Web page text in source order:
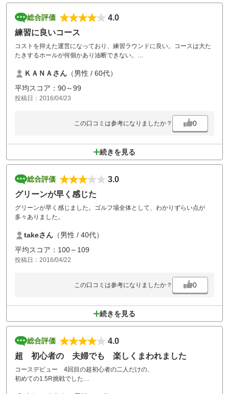
総合評価
4.0
練習に良いコース
コストを抑えた運営になっており、練習ラウンドに良い。コースは大た
たきするホールが何個かあり油断できない。
念。ロッジも見られ、宿泊ゴルフができるならば面白そう。
ＫＡＮＡさん （男性 / 60代）
平均スコア：90～99
投稿日：2016/04/23
この口コミは参考になりましたか？ 0
続きを見る
総合評価
3.0
グリーンが早く感じた
グリーンが早く感じました。ゴルフ場全体として、わかりずらい点が
多々ありました。
takeさん （男性 / 40代）
平均スコア：100～109
投稿日：2016/04/22
この口コミは参考になりましたか？ 0
続きを見る
総合評価
4.0
超 初心者の 夫婦でも 楽しくまわれました
コースデビュー 4回目の超初心者の二人だけの、
初めての1.5R挑戦でした